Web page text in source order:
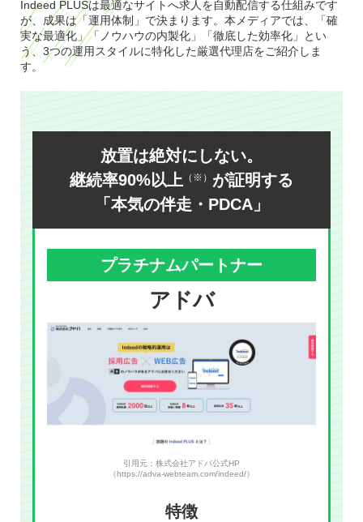
Indeed PLUSは最適なサイトへ求人を自動配信する仕組みです
が、成果は「運用体制」で決まります。本メディアでは、「確
実な最適化」「ノウハウの内製化」「徹底した効率化」とい
う、3つの運用スタイルに特化した厳選代理店をご紹介しま
す。
放置は絶対にしない。
継続率90%以上 （※） が証明する
「本気の伴走・PDCA」
プラチナムパートナー
アドバ
引用元：株式会社アドバ公式HP
（https://adva-webteam.com/indeed/）
特徴